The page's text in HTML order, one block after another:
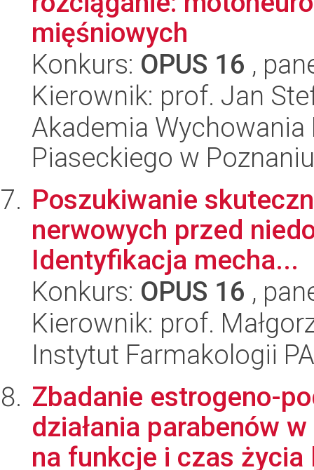
mięśniowych
Konkurs: OPUS 16 ,
Kierownik: prof. Jan
Akademia
Piaseckiego w
Poszukiwanie
nerwowych przed
Identyfikacja mecha...
Konkurs: OPUS 16 ,
Kierownik: prof.
Instytut Farmakologii
Zbadanie estrogeno-
działania parabenów
na funkcje i czas życia